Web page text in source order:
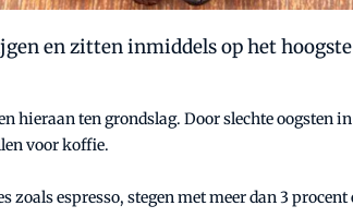
en zitten inmiddels op het
hieraan ten grondslag. Door slechte
voor koffie.
espresso, stegen met meer dan 3